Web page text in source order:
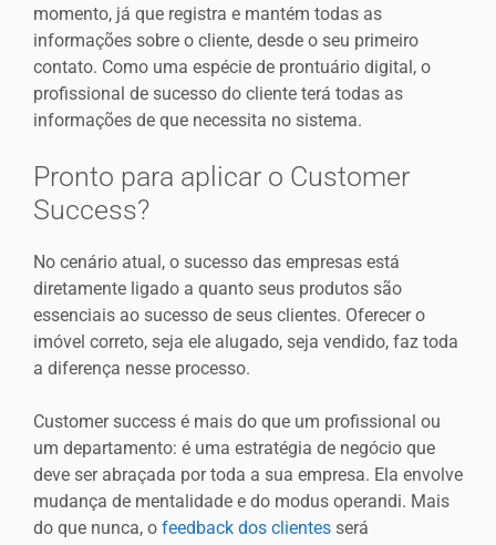
momento, já que registra e mantém todas as
informações sobre o cliente, desde o seu primeiro
contato. Como uma espécie de prontuário digital, o
profissional de sucesso do cliente terá todas as
informações de que necessita no sistema.
Pronto para aplicar o Customer
Success?
No cenário atual, o sucesso das empresas está
diretamente ligado a quanto seus produtos são
essenciais ao sucesso de seus clientes. Oferecer o
imóvel correto, seja ele alugado, seja vendido, faz toda
a diferença nesse processo.
Customer success é mais do que um profissional ou
um departamento: é uma estratégia de negócio que
deve ser abraçada por toda a sua empresa. Ela envolve
mudança de mentalidade e do modus operandi. Mais
do que nunca, o feedback dos clientes será